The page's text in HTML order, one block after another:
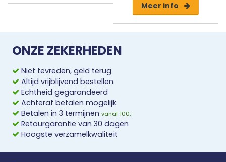
Meer info
ONZE ZEKERHEDEN
Niet tevreden, geld terug
Altijd vrijblijvend bestellen
Echtheid gegarandeerd
Achteraf betalen mogelijk
Betalen in 3 termijnen vanaf 100,-
Retourgarantie van 30 dagen
Hoogste verzamelkwaliteit